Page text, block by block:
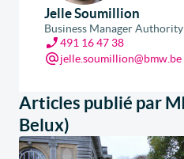
Jelle Soumillion
Business Manager
491 16 47 38
jelle.soumillion@bmw.be
Articles publié par
Belux)